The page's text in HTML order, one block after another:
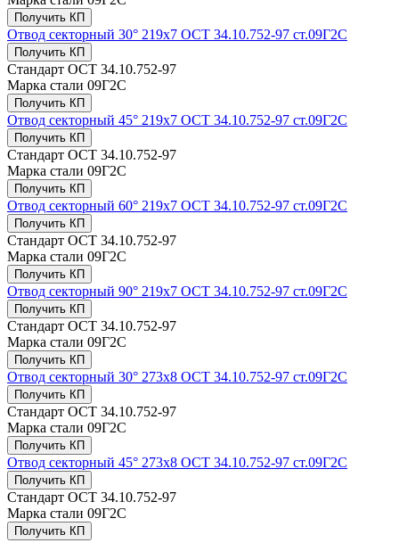
Получить КП
Отвод секторный 30° 219x7 ОСТ 34.10.752-97 ст.09Г2С
Получить КП
Стандарт ОСТ 34.10.752-97
Марка стали 09Г2С
Получить КП
Отвод секторный 45° 219x7 ОСТ 34.10.752-97 ст.09Г2С
Получить КП
Стандарт ОСТ 34.10.752-97
Марка стали 09Г2С
Получить КП
Отвод секторный 60° 219x7 ОСТ 34.10.752-97 ст.09Г2С
Получить КП
Стандарт ОСТ 34.10.752-97
Марка стали 09Г2С
Получить КП
Отвод секторный 90° 219x7 ОСТ 34.10.752-97 ст.09Г2С
Получить КП
Стандарт ОСТ 34.10.752-97
Марка стали 09Г2С
Получить КП
Отвод секторный 30° 273x8 ОСТ 34.10.752-97 ст.09Г2С
Получить КП
Стандарт ОСТ 34.10.752-97
Марка стали 09Г2С
Получить КП
Отвод секторный 45° 273x8 ОСТ 34.10.752-97 ст.09Г2С
Получить КП
Стандарт ОСТ 34.10.752-97
Марка стали 09Г2С
Получить КП